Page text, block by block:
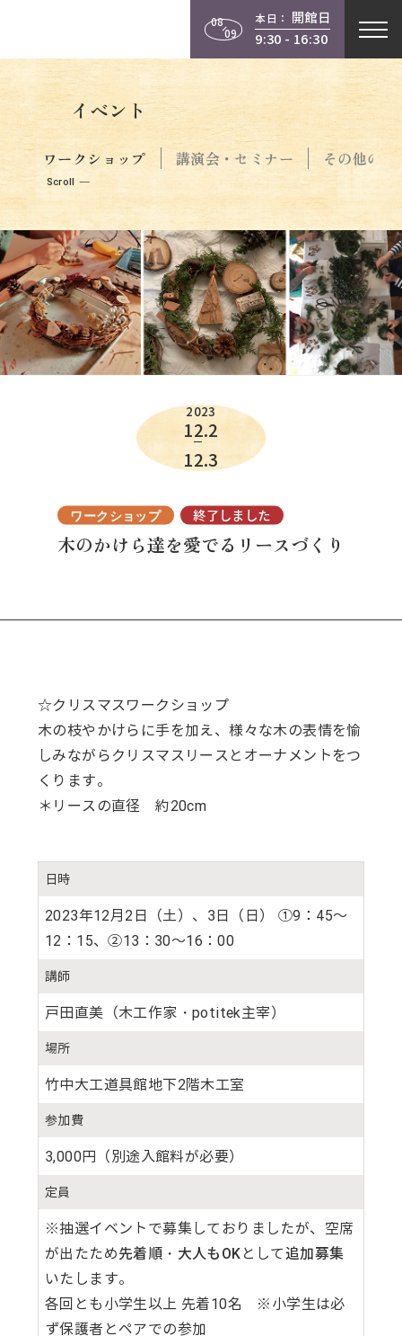
08
09
本日：
開館日
9:30 - 16:30
イベント
ワークショップ 講演会・セミナー その他のイ
Scroll
2023
12.2
12.3
ワークショップ 終了しました
木のかけら達を愛でるリースづくり
☆クリスマスワークショップ
木の枝やかけらに手を加え、様々な木の表情を愉
しみながらクリスマスリースとオーナメントをつ
くります。
＊リースの直径 約20cm
日時
2023年12月2日（土）、3日（日） ①9：45～
12：15、②13：30～16：00
講師
戸田直美（木工作家・potitek主宰）
場所
竹中大工道具館地下2階木工室
参加費
3,000円（別途入館料が必要）
定員
※抽選イベントで募集しておりましたが、空席
が出たため先着順・大人もOK として追加募集
いたします。
各回とも小学生以上 先着10名 ※小学生は必
ず保護者とペアでの参加